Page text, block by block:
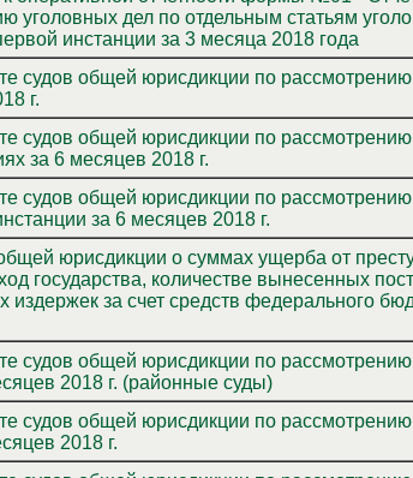
уголовных дел по отдельным статьям
инстанции за 3 месяца 2018 года
г.
судов общей юрисдикции по
за 6 месяцев 2018 г.
общей юрисдикции по рассмотрению гражданских, административных
за 6 месяцев 2018 г.
юрисдикции о суммах ущерба от
государства, количестве вынесенных
издержек за счет средств федерального
2018 г. (районные суды)
2018 г.